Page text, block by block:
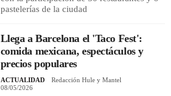
pastelerías de la ciudad
Llega a Barcelona el 'Taco Fest':
comida mexicana, espectáculos y
precios populares
ACTUALIDAD
Redacción Hule y Mantel
08/05/2026